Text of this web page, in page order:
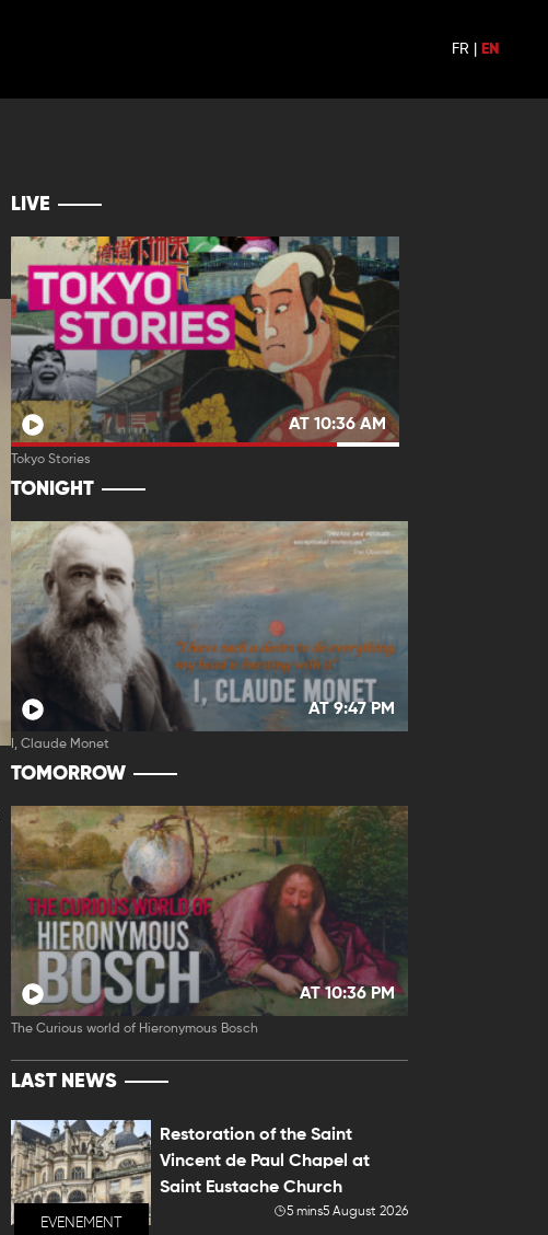
FR EN
LIVE
AT 10:36 AM
Tokyo Stories
TONIGHT
AT 9:47 PM
I, Claude Monet
TOMORROW
AT 10:36 PM
The Curious world of Hieronymous Bosch
LAST NEWS
EVENEMENT
Restoration of the Saint
Vincent de Paul Chapel at
Saint Eustache Church
5 mins5 August 2026